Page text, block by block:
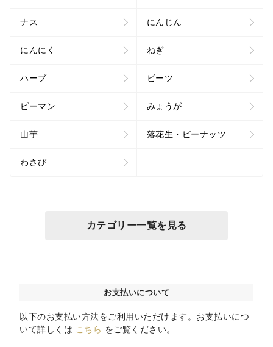
ナス にんじん
にんにく ねぎ
ハーブ ビーツ
ピーマン みょうが
山芋 落花生・ピーナッツ
わさび
カテゴリー一覧を見る
お支払いについて
以下のお支払い方法をご利用いただけます。お支払いにつ
いて詳しくは こちら をご覧ください。